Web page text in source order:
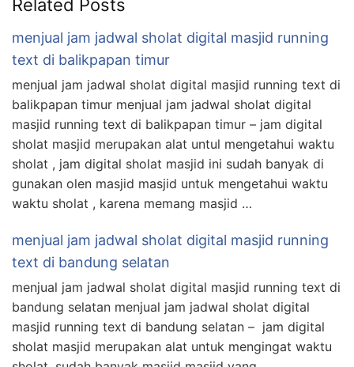
Related Posts
menjual jam jadwal sholat digital masjid running
text di balikpapan timur
menjual jam jadwal sholat digital masjid running text di
balikpapan timur menjual jam jadwal sholat digital
masjid running text di balikpapan timur – jam digital
sholat masjid merupakan alat untul mengetahui waktu
sholat , jam digital sholat masjid ini sudah banyak di
gunakan olen masjid masjid untuk mengetahui waktu
waktu sholat , karena memang masjid …
menjual jam jadwal sholat digital masjid running
text di bandung selatan
menjual jam jadwal sholat digital masjid running text di
bandung selatan menjual jam jadwal sholat digital
masjid running text di bandung selatan – jam digital
sholat masjid merupakan alat untuk mengingat waktu